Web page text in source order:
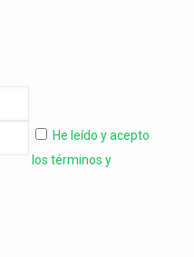
He leído y acepto
los términos y